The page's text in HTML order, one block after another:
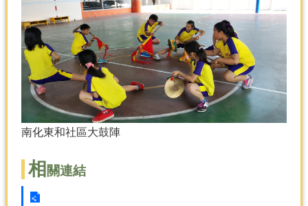
南化東和社區大鼓陣
相 關連結